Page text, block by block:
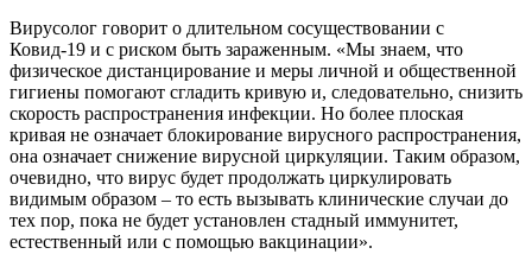
Вирусолог говорит о длительном сосуществовании с
Ковид-19 и с риском быть зараженным. «Мы знаем, что
физическое дистанцирование и меры личной и общественной
гигиены помогают сгладить кривую и, следовательно, снизить
скорость распространения инфекции. Но более плоская
кривая не означает блокирование вирусного распространения,
она означает снижение вирусной циркуляции. Таким образом,
очевидно, что вирус будет продолжать циркулировать
видимым образом – то есть вызывать клинические случаи до
тех пор, пока не будет установлен стадный иммунитет,
естественный или с помощью вакцинации».